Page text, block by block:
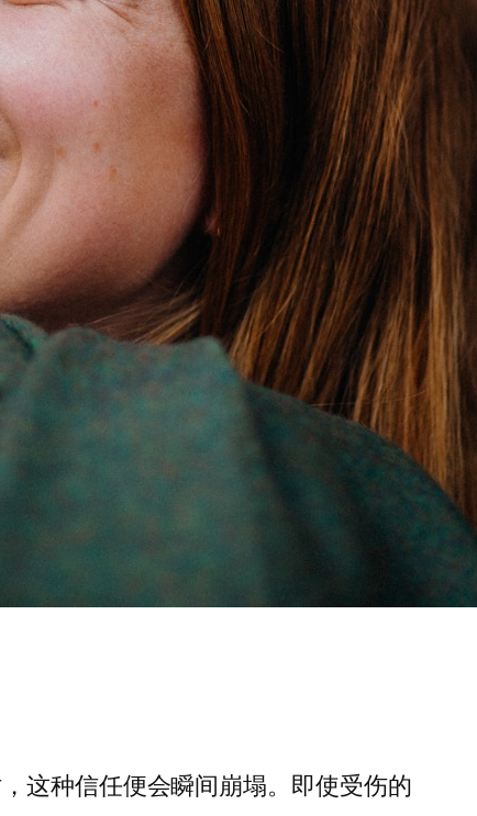
这种信任便会瞬间崩塌。即使受伤的